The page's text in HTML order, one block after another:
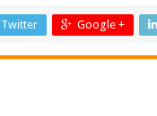
Twitter Google +